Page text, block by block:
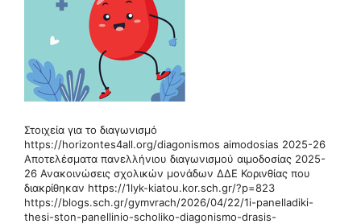
Στοιχεία για το διαγωνισμό
https://horizontes4all.org/diagonismos aimodosias 2025-26
Αποτελέσματα πανελλήνιου διαγωνισμού αιμοδοσίας 2025-
26 Ανακοινώσεις σχολικών μονάδων ΔΔΕ Κορινθίας που
διακρίθηκαν https://1lyk-kiatou.kor.sch.gr/?p=823
https://blogs.sch.gr/gymvrach/2026/04/22/1i-panelladiki-
thesi-ston-panellinio-scholiko-diagonismo-drasis-